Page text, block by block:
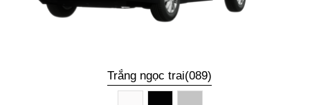
Trắng ngọc trai(089)